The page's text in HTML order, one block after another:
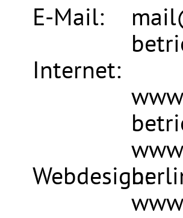
E-Mail:
Internet:
Webdesign: